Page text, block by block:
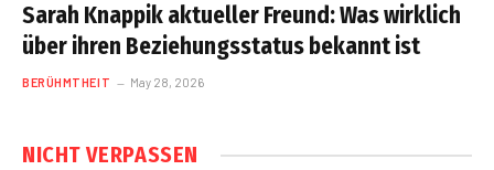
Sarah Knappik aktueller Freund: Was wirklich
über ihren Beziehungsstatus bekannt ist
BERÜHMTHEIT May 28, 2026
NICHT VERPASSEN